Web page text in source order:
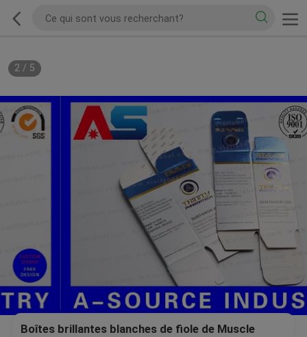
2/ 5
Boîtes brillantes blanches de fiole de Muscle